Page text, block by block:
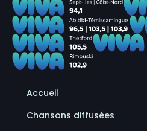
Accueil
Chansons diffusées